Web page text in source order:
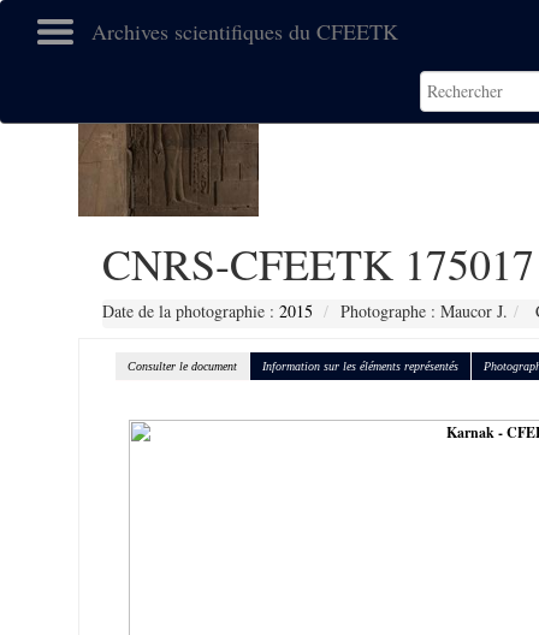
Archives scientifiques du CFEETK
CNRS-CFEETK 175017
Date de la photographie : 2015 Photographe : Maucor J.
Consulter le document Information sur les éléments représentés